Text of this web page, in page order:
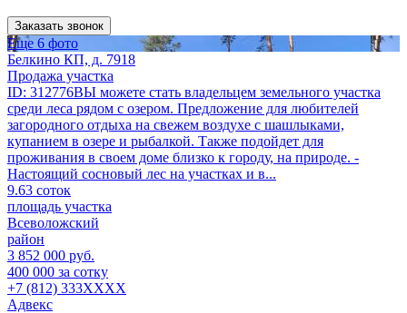
Заказать звонок
Еще 6 фото
Белкино КП, д. 7918
Продажа участка
ID: 312776ВЫ можете стать владельцем земельного участка
среди леса рядом с озером. Предложение для любителей
загородного отдыха на свежем воздухе с шашлыками,
купанием в озере и рыбалкой. Также подойдет для
проживания в своем доме близко к городу, на природе. -
Настоящий сосновый лес на участках и в...
9.63 соток
площадь участка
Всеволожский
район
3 852 000 руб.
400 000 за сотку
+7 (812) 333XXXX
Адвекс